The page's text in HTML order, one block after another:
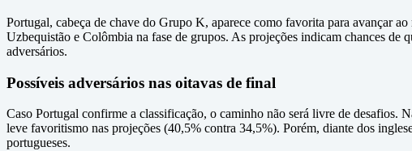
Portugal, cabeça de chave do Grupo K, aparece como favorita para avançar
Uzbequistão e Colômbia na fase de grupos. As projeções indicam chances de
adversários.
Possíveis adversários nas oitavas de final
Caso Portugal confirme a classificação, o caminho não será livre de desafios.
leve favoritismo nas projeções (40,5% contra 34,5%). Porém, diante dos
portugueses.